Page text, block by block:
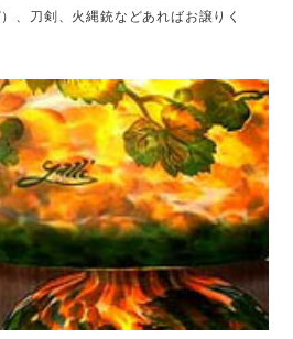
、刀剣、火縄銃などあればお譲りく